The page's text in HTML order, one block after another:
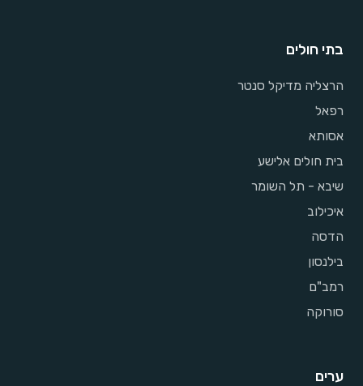
בתי חולים
הרצליה מדיקל סנטר
רפאל
אסותא
בית חולים אלישע
שיבא - תל השומר
איכילוב
הדסה
בילנסון
רמב"ם
סורוקה
ערים